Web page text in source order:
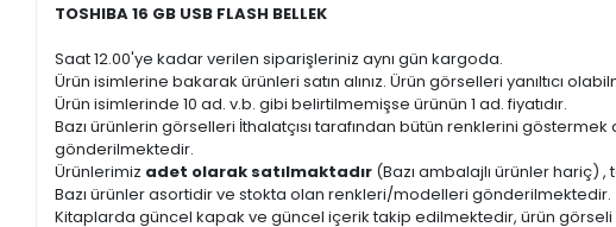
TOSHIBA 16 GB USB FLASH BELLEK
Saat 12.00'ye kadar verilen siparişleriniz aynı gün kargoda.
Ürün isimlerine bakarak ürünleri satın alınız. Ürün görselleri yanıltıcı
Ürün isimlerinde 10 ad. v.b. gibi belirtilmemişse ürünün 1 ad. fiyatıdır.
Bazı ürünlerin görselleri İthalatçısı tarafından bütün renklerini
gönderilmektedir.
Ürünlerimiz adet olarak satılmaktadır (Bazı ambalajlı ürünler hariç)
Bazı ürünler asortidir ve stokta olan renkleri/modelleri gönderilmektedir.
Kitaplarda güncel kapak ve güncel içerik takip edilmektedir, ürün görseli